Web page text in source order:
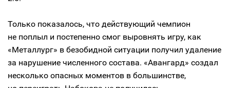
Только показалось, что действующий чемпион
не поплыл и постепенно смог выровнять игру, как
«Металлург» в безобидной ситуации получил удаление
за нарушение численного состава. «Авангард» создал
несколько опасных моментов в большинстве,